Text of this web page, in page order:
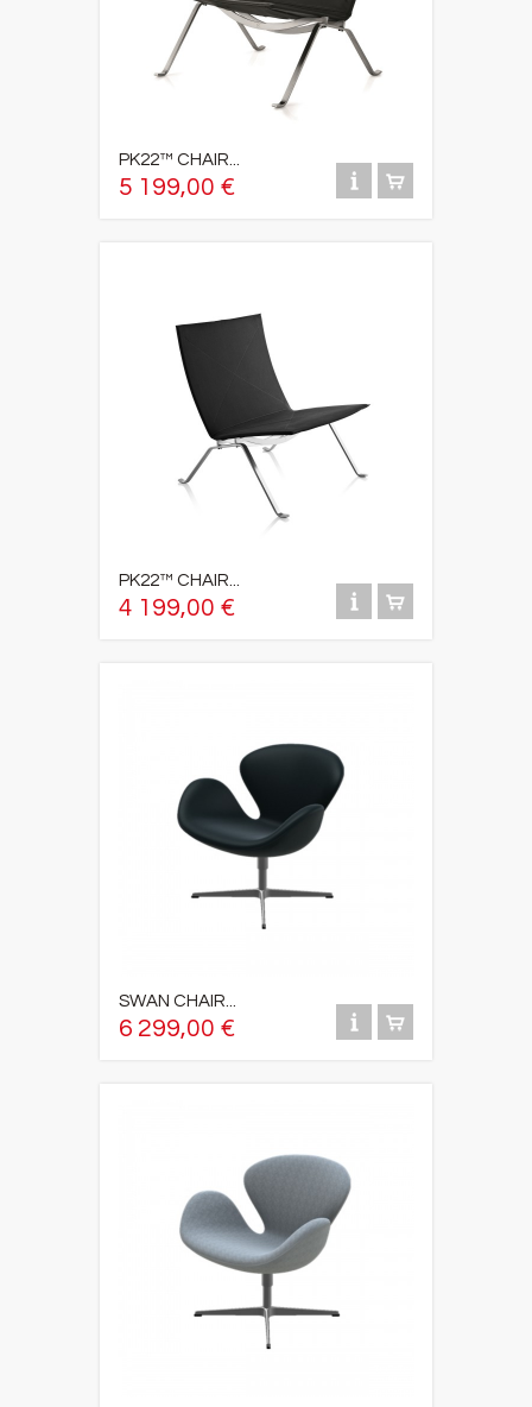
PK22™ CHAIR...
5 199,00 €
PK22™ CHAIR...
4 199,00 €
SWAN CHAIR...
6 299,00 €